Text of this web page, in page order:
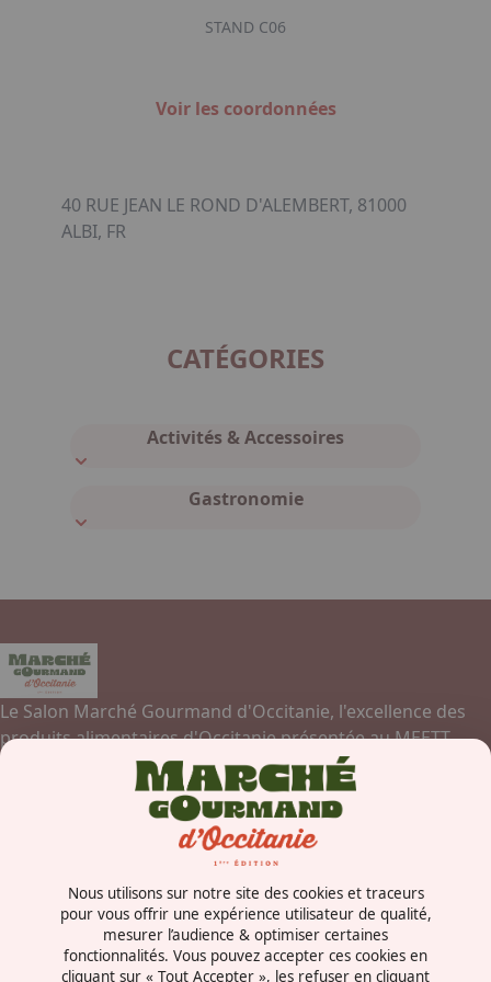
STAND C06
Voir les coordonnées
40 RUE JEAN LE ROND D'ALEMBERT, 81000
ALBI, FR
CATÉGORIES
Activités & Accessoires
Gastronomie
Le Salon Marché Gourmand d'Occitanie, l'excellence des
produits alimentaires d'Occitanie présentée au MEETT,
Parc des Expositions, Centre de Conventions et Congrès de
Concorde Avenue
31840 - Aussonne
France
Nous utilisons sur notre site des cookies et traceurs
pour vous offrir une expérience utilisateur de qualité,
mesurer l’audience & optimiser certaines
fonctionnalités. Vous pouvez accepter ces cookies en
cliquant sur « Tout Accepter », les refuser en cliquant